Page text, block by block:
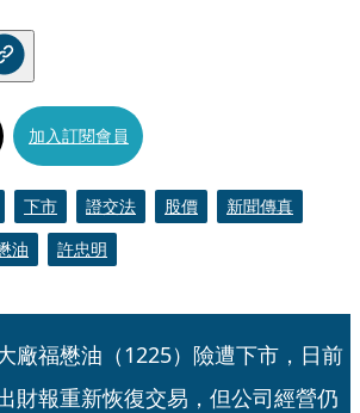
加入訂閱會員
下市 證交法 股價
新聞傳真
油 許忠明
廠福懋油（1225）險遭下市，日前
財報重新恢復交易，但公司經營仍